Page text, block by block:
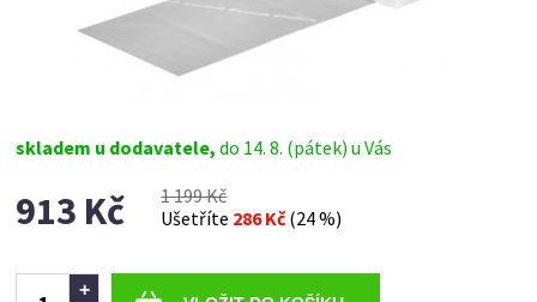
skladem u dodavatele,do 14. 8. (pátek) u Vás
913 Kč
1 199 Kč
Ušetříte 286 Kč(24 %)
+